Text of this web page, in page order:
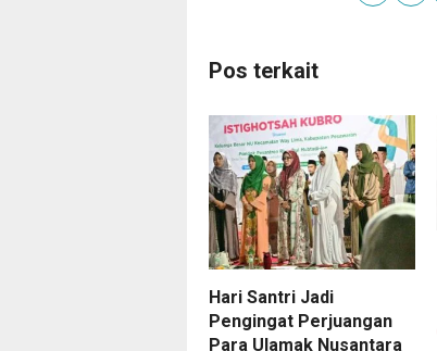
Pos terkait
Hari Santri Jadi
Pengingat Perjuangan
Para Ulamak Nusantara